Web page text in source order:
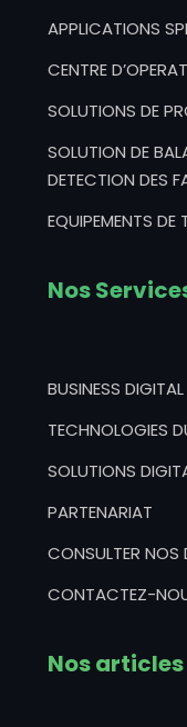
APPLICATIONS
CENTRE
SOLUTIONS DE
SOLUTION DE
DETECTION DES
EQUIPEMENTS DE
Nos
BUSINESS DIGITAL
TECHNOLOGIES
SOLUTIONS
PARTENARIAT
CONSULTER NOS
CONTACTEZ-
Nos